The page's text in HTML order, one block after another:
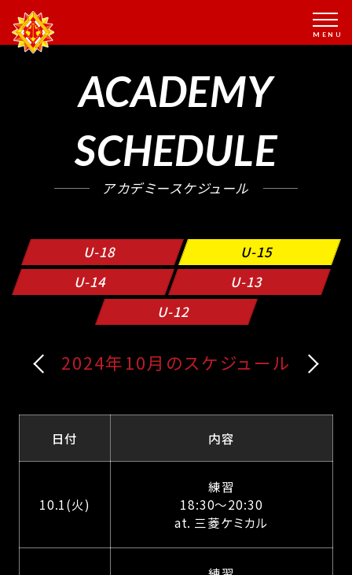
ACADEMY
SCHEDULE
アカデミースケジュール
U-18
U-15
U-14
U-13
U-12
2024年10月のスケジュール
日付 内容
10.1(火)
練習
18:30～20:30
at. 三菱ケミカル